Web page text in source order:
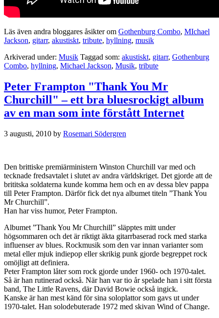
Läs även andra bloggares åsikter om Gothenburg Combo, MIchael
Jackson, gitarr, akustiskt, tribute, hyllning, musik
Arkiverad under: Musik Taggad som: akustiskt, gitarr, Gothenburg
Combo, hyllning, Michael Jackson, Musik, tribute
Peter Frampton "Thank You Mr
Churchill" – ett bra bluesrockigt album
av en man som inte förstått Internet
3 augusti, 2010 by Rosemari Södergren
Den brittiske premiärministern Winston Churchill var med och
tecknade fredsavtalet i slutet av andra världskriget. Det gjorde att de
brititska soldaterna kunde komma hem och en av dessa blev pappa
till Peter Frampton. Därför fick det nya albumet titeln ”Thank You
Mr Churchill”.
Han har viss humor, Peter Frampton.
Albumet ”Thank You Mr Churchill” släpptes mitt under
högsommaren och det är riktigt äkta gitarrbaserad rock med starka
influenser av blues. Rockmusik som den var innan varianter som
metal eller mjuk indiepop eller skrikig punk gjorde begreppet rock
omöjligt att definiera.
Peter Frampton låter som rock gjorde under 1960- och 1970-talet.
Så är han rutinerad också. När han var tio år spelade han i sitt första
band, The Little Ravens, där David Bowie också ingick.
Kanske är han mest känd för sina soloplattor som gavs ut under
1970-talet. Han solodebuterade 1972 med skivan Wind of Change.